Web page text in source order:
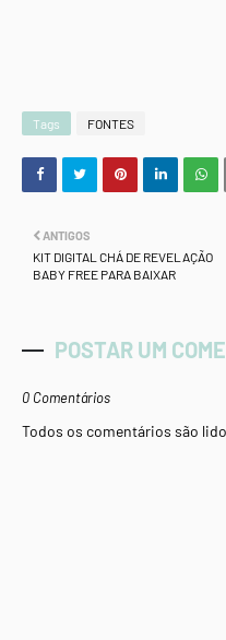
Tags FONTES
ANTIGOS
KIT DIGITAL CHÁ DE REVELAÇÃO
BABY FREE PARA BAIXAR
POSTAR UM
0 Comentários
Todos os comentários são